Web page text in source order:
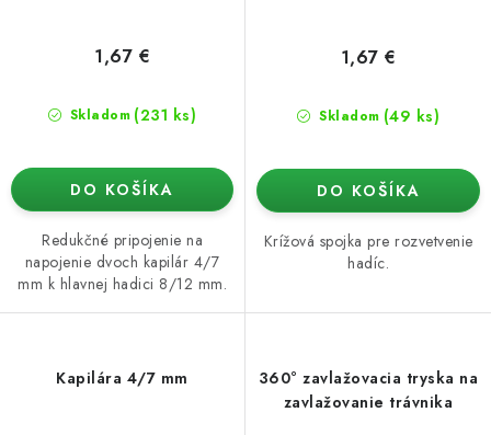
Skladom (231 ks)
1,67 €
DO KOŠÍKA
Redukčné pripojenie na
napojenie dvoch kapilár 4/7
mm k hlavnej hadici 8/12 mm.
Skladom (49 ks)
1,67 €
DO KOŠÍKA
Krížová spojka pre rozvetvenie
hadíc.
Kapilára 4/7 mm
360° zavlažovacia tryska na
zavlažovanie trávnika